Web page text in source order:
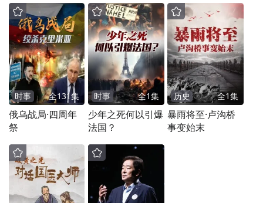
时事 全131集
俄乌战局·四周年
祭
时事 全1集
少年之死何以引爆
法国？
历史 全1集
暴雨将至·卢沟桥
事变始末